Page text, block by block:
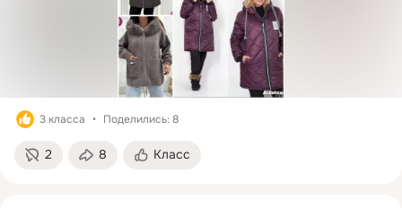
3 класса Поделились: 8
2 8 Класс